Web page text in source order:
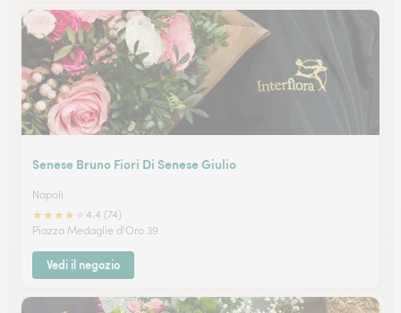
Senese Bruno Fiori Di Senese Giulio
Napoli
★★★★
4.4 (74)
Piazza Medaglie d'Oro 39
Vedi il negozio